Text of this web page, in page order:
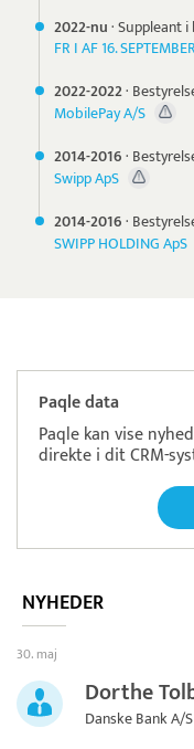
2022-nu·Suppleant
FR I AF 16.
2022-2022·
MobilePay A/S
2014-2016·
Swipp ApS
2014-2016·
SWIPP HOLDING ApS
Paqle data
Paqle kan vise
direkte i dit CRM-
NYHEDER
30. maj
Dorthe
Danske Bank A/S